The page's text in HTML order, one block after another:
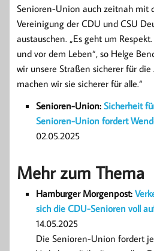
Senioren-Union auch zeitnah mit
Vereinigung der CDU und CSU
austauschen. „Es geht um
und vor dem Leben“, so Helge
wir unsere Straßen sicherer für
machen wir sie sicherer für alle.“
Senioren-Union: Sicherheit
Senioren-Union fordert
02.05.2025
Mehr zum Thema
Hamburger Morgenpost:
sich die CDU-Senioren voll
14.05.2025
Die Senioren-Union fordert